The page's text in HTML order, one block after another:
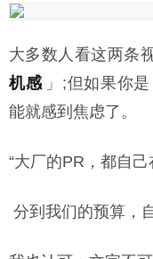
大多数人看这两条
机感 」;但如果你是
能就感到焦虑了。
“大厂的PR，都自己
分到我们的预算，